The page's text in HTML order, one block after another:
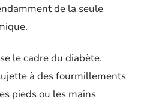
de la seule
le cadre du diabète.
à des fourmillements
pieds ou les mains